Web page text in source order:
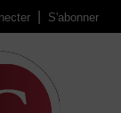
S'abonner